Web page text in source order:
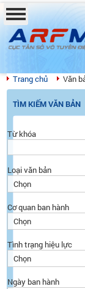
Trang chủ Văn
TÌM KIẾM VĂN BẢN
Từ khóa
Loại văn bản
Cơ quan ban hành
Tình trạng hiệu lực
Ngày ban hành